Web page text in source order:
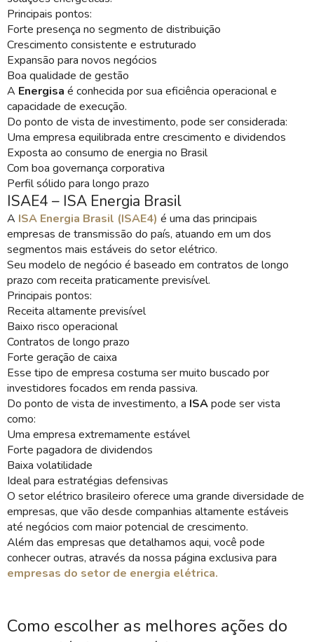
Principais pontos:
Forte presença no segmento de distribuição
Crescimento consistente e estruturado
Expansão para novos negócios
Boa qualidade de gestão
A Energisa é conhecida por sua eficiência operacional e
capacidade de execução.
Do ponto de vista de investimento, pode ser considerada:
Uma empresa equilibrada entre crescimento e dividendos
Exposta ao consumo de energia no Brasil
Com boa governança corporativa
Perfil sólido para longo prazo
ISAE4 – ISA Energia Brasil
A ISA Energia Brasil (ISAE4) é uma das principais
empresas de transmissão do país, atuando em um dos
segmentos mais estáveis do setor elétrico.
Seu modelo de negócio é baseado em contratos de longo
prazo com receita praticamente previsível.
Principais pontos:
Receita altamente previsível
Baixo risco operacional
Contratos de longo prazo
Forte geração de caixa
Esse tipo de empresa costuma ser muito buscado por
investidores focados em renda passiva.
Do ponto de vista de investimento, a ISApode ser vista
como:
Uma empresa extremamente estável
Forte pagadora de dividendos
Baixa volatilidade
Ideal para estratégias defensivas
O setor elétrico brasileiro oferece uma grande diversidade de
empresas, que vão desde companhias altamente estáveis
até negócios com maior potencial de crescimento.
Além das empresas que detalhamos aqui, você pode
conhecer outras, através da nossa página exclusiva para
empresas do setor de energia elétrica.
Como escolher as melhores ações do